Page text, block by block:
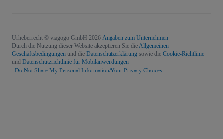
Urheberrecht © viagogo GmbH 2026 Angaben zum Unternehmen
Durch die Nutzung dieser Website akzeptieren Sie die Allgemeinen
Geschäftsbedingungen und die Datenschutzerklärung sowie die Cookie-Richtlinie
und Datenschutzrichtlinie für Mobilanwendungen
Do Not Share My Personal Information/Your Privacy Choices